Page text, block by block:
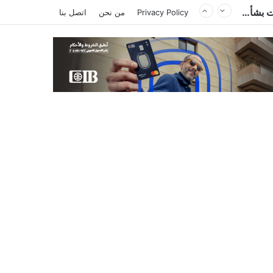
أزمة البرازيلي بيزيرا تشتعل.. الزمالك يغلق باب رحيل اللاعب ويؤكد : « لن ندخل في مفاوضات بشأن أي عروض » Privacy Policy من نحن اتصل بنا